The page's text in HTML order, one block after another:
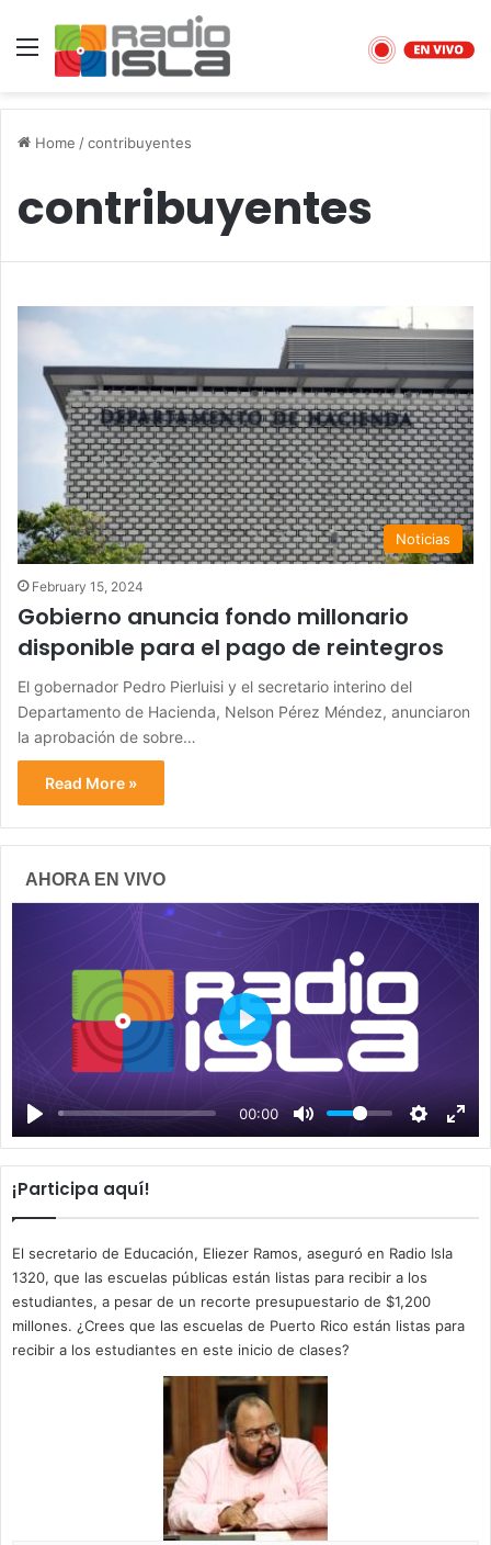
Menu
Home /contribuyentes
contribuyentes
Noticias
February 15, 2024
Gobierno anuncia fondo millonario
disponible para el pago de reintegros
El gobernador Pedro Pierluisi y el secretario interino del
Departamento de Hacienda, Nelson Pérez Méndez, anunciaron
la aprobación de sobre…
Read More »
AHORA EN VIVO
00:00
P
a
y
¡Participa aquí!
El secretario de Educación, Eliezer Ramos, aseguró en Radio Isla
1320, que las escuelas públicas están listas para recibir a los
estudiantes, a pesar de un recorte presupuestario de $1,200
millones. ¿Crees que las escuelas de Puerto Rico están listas para
recibir a los estudiantes en este inicio de clases?